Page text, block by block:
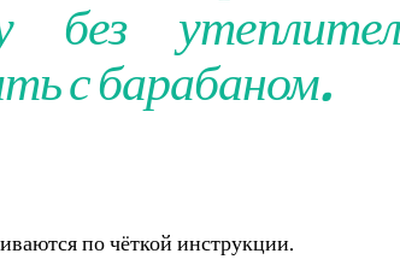
без
с барабаном.
по чёткой инструкции.